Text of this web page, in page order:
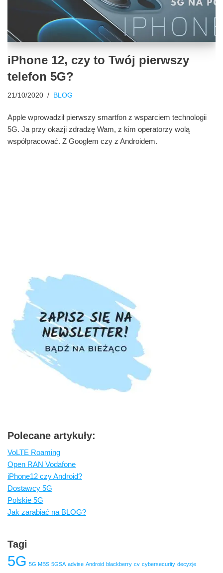
iPhone 12, czy to Twój pierwszy
telefon 5G?
21/10/2020 BLOG
Apple wprowadził pierwszy smartfon z wsparciem technologii
5G. Ja przy okazji zdradzę Wam, z kim operatorzy wolą
współpracować. Z Googlem czy z Androidem.
Polecane artykuły:
VoLTE Roaming
Open RAN Vodafone
iPhone12 czy Android?
Dostawcy 5G
Polskie 5G
Jak zarabiać na BLOG?
Tagi
5G 5G MBS 5GSA advise Android blackberry cv cybersecurity decyzje